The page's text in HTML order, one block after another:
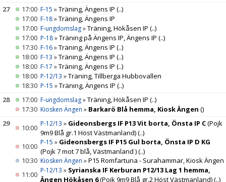
27
17:00 F-15 »Träning, Ängens IP (..)
17:00 F-18»Träning, Ängens IP
17:00 F-ungdomslag»Träning, Hökåsen IP (..)
17:00 P-18»Träning på Ängens IP, Ängens IP (..)
17:30 F-16»Träning, Ängens IP (..)
18:00 F-13 »Träning, Ängens IP (..)
18:00 F-17 »Träning, Ängens IP (..)
18:00 P-12/13 »Träning, Tillberga Hubbovallen
18:30 P-15 »Träning, Ängens IP (..)
28
17:00 F-ungdomslag»Träning, Hökåsen IP (..)
17:30 Kiosken Ängen » Barkarö Blå hemma, Kiosk Ängen ()
29
10:00 P-12/13 » Gideonsbergs IF P13 Vit borta, Önsta IP C(Pojk
9m9 Blå gr.1 Höst Västmanland)(..)
10:00 P-15 » Gideonsbergs IF P15 Gul borta, Önsta IP D KG
(Pojk 7 mot 7 blå, Västmanland )(..)
10:30 Kiosken Ängen »P15 Romfartuna - Surahammar, Kiosk Ängen
11:00 P-12/13 » Syrianska IF Kerburan P12/13 Lag 1 hemma,
Ängen Hökåsen 6(Pojk 9m9 Blå gr.2 Höst Västmanland)(..)